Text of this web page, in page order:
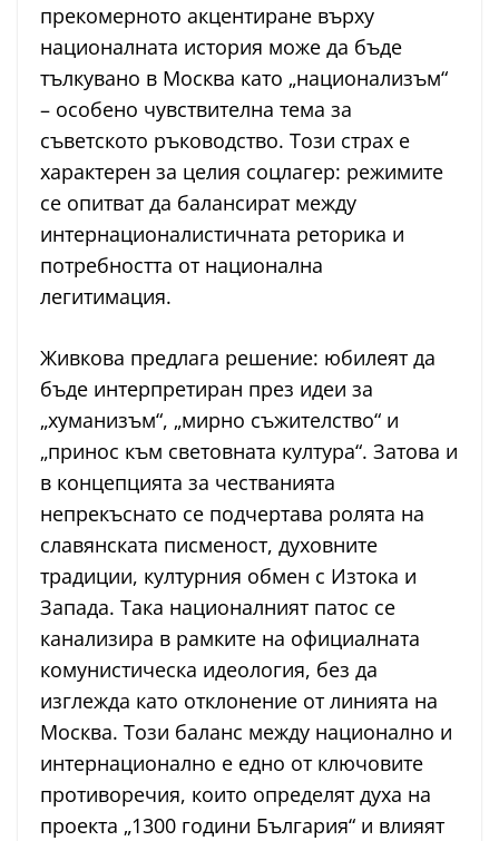
прекомерното акцентиране върху
националната история може да бъде
тълкувано в Москва като „национализъм“
– особено чувствителна тема за
съветското ръководство. Този страх е
характерен за целия соцлагер: режимите
се опитват да балансират между
интернационалистичната реторика и
потребността от национална
легитимация.
Живкова предлага решение: юбилеят да
бъде интерпретиран през идеи за
„хуманизъм“, „мирно съжителство“ и
„принос към световната култура“. Затова и
в концепцията за честванията
непрекъснато се подчертава ролята на
славянската писменост, духовните
традиции, културния обмен с Изтока и
Запада. Така националният патос се
канализира в рамките на официалната
комунистическа идеология, без да
изглежда като отклонение от линията на
Москва. Този баланс между национално и
интернационално е едно от ключовите
противоречия, които определят духа на
проекта „1300 години България“ и влияят